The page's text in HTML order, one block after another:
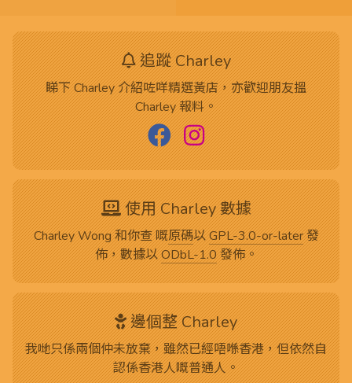
追蹤 Charley
睇下 Charley 介紹咗咩精選黃店，亦歡迎朋友搵
Charley 報料。
使用 Charley 數據
Charley Wong 和你查 嘅原碼以GPL-3.0-or-later發
佈，數據以ODbL-1.0發佈。
邊個整 Charley
我哋只係兩個仲未放棄，雖然已經唔喺香港，但依然自
認係香港人嘅普通人。